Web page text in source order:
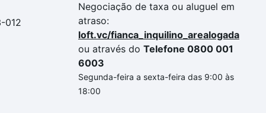
012
Negociação de taxa ou aluguel em
atraso:
loft.vc/fianca_inquilino_arealogada
ou através do Telefone 0800 001
6003
Segunda-feira a sexta-feira das 9:00 às
18:00